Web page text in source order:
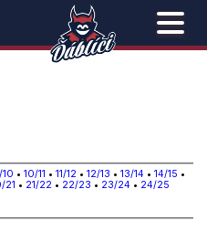
• 10/11 • 11/12 • 12/13 • 13/14 • 14/15 •
21 • 21/22 • 22/23 • 23/24 • 24/25